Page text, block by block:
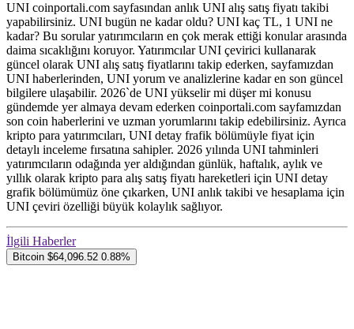
UNI coinportali.com sayfasından anlık UNI alış satış fiyatı takibi
yapabilirsiniz. UNI bugün ne kadar oldu? UNI kaç TL, 1 UNI ne
kadar? Bu sorular yatırımcıların en çok merak ettiği konular arasında
daima sıcaklığını koruyor. Yatırımcılar UNI çevirici kullanarak
güncel olarak UNI alış satış fiyatlarını takip ederken, sayfamızdan
UNI haberlerinden, UNI yorum ve analizlerine kadar en son güncel
bilgilere ulaşabilir. 2026`de UNI yükselir mi düşer mi konusu
gündemde yer almaya devam ederken coinportali.com sayfamızdan
son coin haberlerini ve uzman yorumlarını takip edebilirsiniz. Ayrıca
kripto para yatırımcıları, UNI detay frafik bölümüyle fiyat için
detaylı inceleme fırsatına sahipler. 2026 yılında UNI tahminleri
yatırımcıların odağında yer aldığından günlük, haftalık, aylık ve
yıllık olarak kripto para alış satış fiyatı hareketleri için UNI detay
grafik bölümümüz öne çıkarken, UNI anlık takibi ve hesaplama için
UNI çeviri özelliği büyük kolaylık sağlıyor.
İlgili Haberler
Bitcoin $64,096.52 0.88%